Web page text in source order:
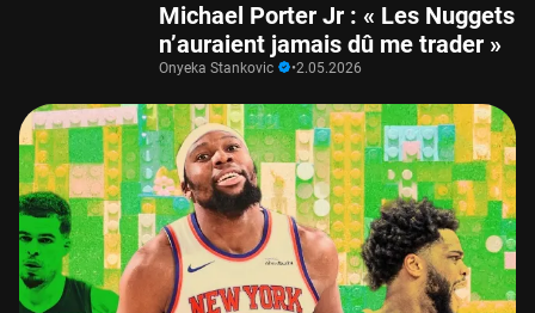
Michael Porter Jr : « Les Nuggets
n’auraient jamais dû me trader »
Onyeka Stankovic •2.05.2026